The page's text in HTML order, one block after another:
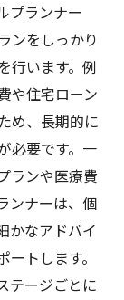
プランナー
ンをしっかり
行います。例
や住宅ローン
め、長期的に
必要です。一
ランや医療費
ンナーは、個
かなアドバイ
トします。
テージごとに